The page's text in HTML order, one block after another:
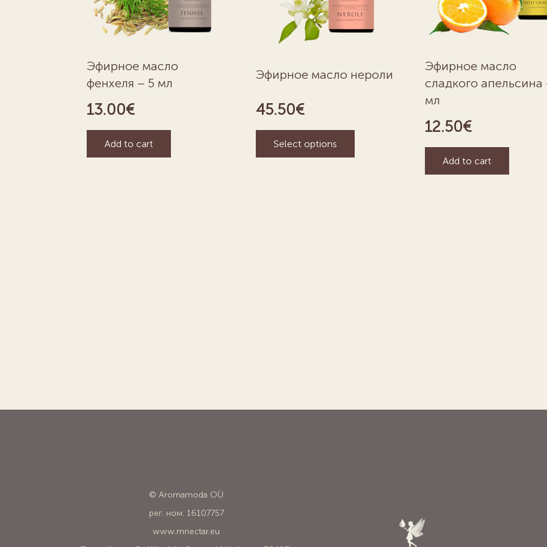
Эфирное масло
фенхеля – 5 мл
13.00€
Add to cart
Эфирное масло нероли
45.50€
Select options
Эфирное масло
сладкого апельсина
мл
12.50€
Add to cart
© Aromamoda OÜ
рег. ном. 16107757
www.mnectar.eu